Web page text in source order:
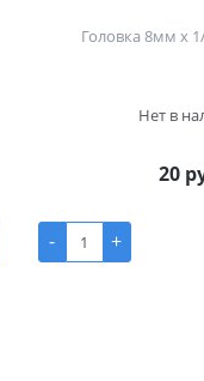
Головка 8мм х
Нет в
20
- +